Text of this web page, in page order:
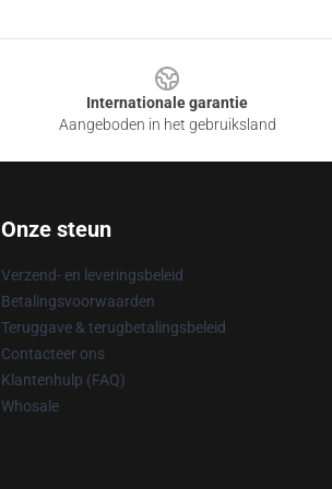
Internationale garantie
Aangeboden in het gebruiksland
Onze steun
Verzend- en leveringsbeleid
Betalingsvoorwaarden
Teruggave & terugbetalingsbeleid
Contacteer ons
Klantenhulp (FAQ)
Whosale